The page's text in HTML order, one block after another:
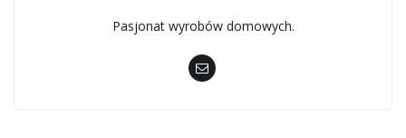
Pasjonat wyrobów domowych.